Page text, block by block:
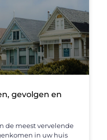
gevolgen en
de meest vervelende
in uw huis